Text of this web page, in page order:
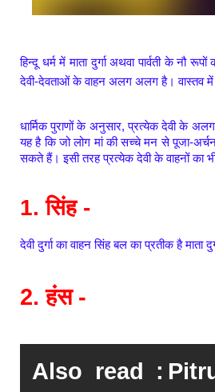
हिन्दू धर्म में माता दुर्गा अथवा पार्वती के नौ
देवी-देवताओं के वाहन अलग अलग है। वास्तव में
धार्मिक पुराणों के अनुसार, प्रत्येक देवी के
यह है कि जो लोग मां की सच्चे मन से पूजा-
सकते हैं। इसी तरह प्रत्येक देवी के वाहनों का
1. सिंह -
देवी दुर्गा का वाहन सिंह बल का प्रतीक है
2. हंस -
Also read :